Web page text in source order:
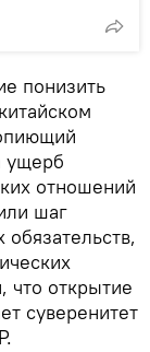
понизить
ущерб
отношений
шаг
что открытие
суверенитет